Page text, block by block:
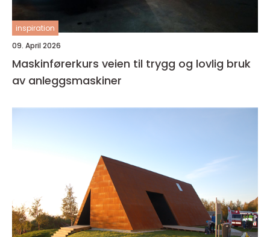
inspiration
09. April 2026
Maskinførerkurs veien til trygg og lovlig bruk
av anleggsmaskiner